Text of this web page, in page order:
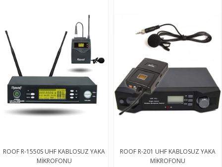
ROOF R-1550S UHF KABLOSUZ YAKA
MİKROFONU
ROOF R-201 UHF KABLOSUZ YAKA
MİKROFONU